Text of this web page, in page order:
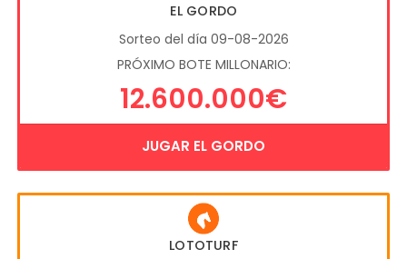
EL GORDO
Sorteo del día 09-08-2026
PRÓXIMO BOTE MILLONARIO:
12.600.000€
JUGAR EL GORDO
LOTOTURF